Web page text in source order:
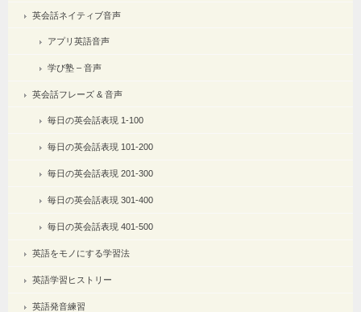
英会話ネイティブ音声
アプリ英語音声
学び塾 – 音声
英会話フレーズ & 音声
毎日の英会話表現 1-100
毎日の英会話表現 101-200
毎日の英会話表現 201-300
毎日の英会話表現 301-400
毎日の英会話表現 401-500
英語をモノにする学習法
英語学習ヒストリー
英語発音練習